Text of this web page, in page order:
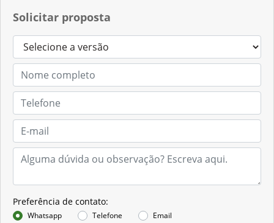
Solicitar proposta
Preferência de contato:
Whatsapp Telefone Email